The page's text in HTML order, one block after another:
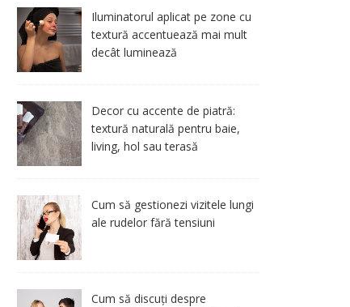
Iluminatorul aplicat pe zone cu
textură accentuează mai mult
decât luminează
Decor cu accente de piatră:
textură naturală pentru baie,
living, hol sau terasă
Cum să gestionezi vizitele lungi
ale rudelor fără tensiuni
Cum să discuți despre